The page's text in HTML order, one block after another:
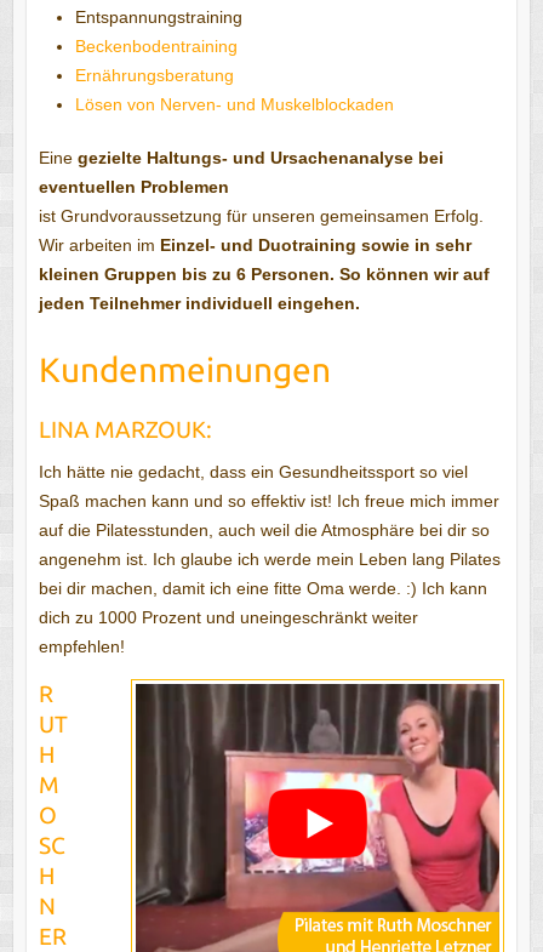
Entspannungstraining
Beckenbodentraining
Ernährungsberatung
Lösen von Nerven- und Muskelblockaden
Eine gezielte Haltungs- und Ursachenanalyse bei
eventuellen Problemen
ist Grundvoraussetzung für unseren gemeinsamen Erfolg.
Wir arbeiten im Einzel- und Duotraining sowie in sehr
kleinen Gruppen bis zu 6 Personen. So können wir auf
jeden Teilnehmer individuell eingehen.
Kundenmeinungen
LINA MARZOUK:
Ich hätte nie gedacht, dass ein Gesundheitssport so viel
Spaß machen kann und so effektiv ist! Ich freue mich immer
auf die Pilatesstunden, auch weil die Atmosphäre bei dir so
angenehm ist. Ich glaube ich werde mein Leben lang Pilates
bei dir machen, damit ich eine fitte Oma werde. :) Ich kann
dich zu 1000 Prozent und uneingeschränkt weiter
empfehlen!
R
UT
H
M
O
SC
H
N
ER